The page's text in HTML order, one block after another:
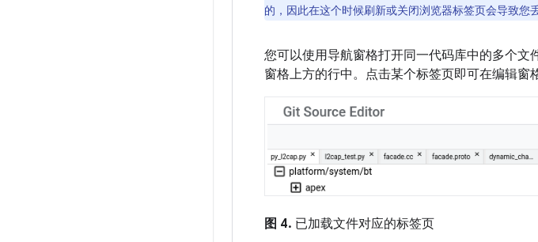
的，因此在这个时候刷新或关闭浏览器标签页会导致您
您可以使用导航窗格打开同一代码库中的多个
窗格上方的行中。点击某个标签页即可在编辑窗
图 4. 已加载文件对应的标签页